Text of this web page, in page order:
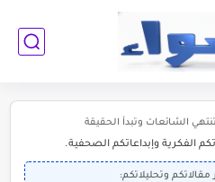
الشائعات وتبدأ الحقيقة
الفكرية وإبداعاتكم الصحفية.
وتحليلاتكم: